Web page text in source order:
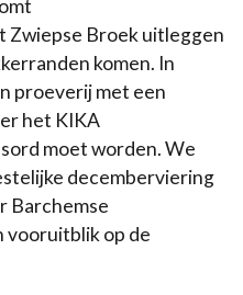
Broek uitleggen
komen. In
proeverij met een
het KIKA
moet worden. We
decemberviering
Barchemse
vooruitblik op de